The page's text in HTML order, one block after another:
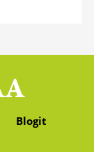
Blogit